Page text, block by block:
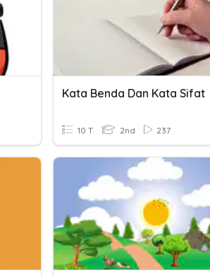
Kata Benda Dan Kata Sifat
10 T 2nd 237